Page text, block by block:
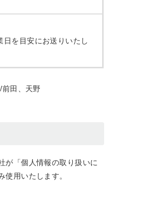
を目安にお送りいたし
田、天野
が「個人情報の取り扱いに
用いたします。